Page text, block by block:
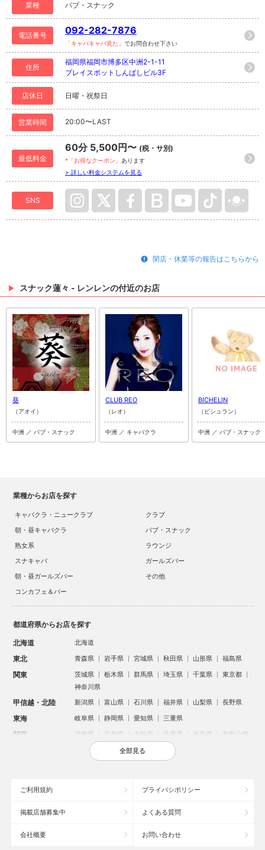
業種 パブ・スナック
電話番号 092-282-7876
「キャバキャバ見た」 でお問合わせ下さい
住所
福岡県福岡市博多区中洲2-1-11
プレイスポットしんばしビル3F
店休日 日曜・祝祭日
営業時間 20:00〜LAST
最低料金
60分 5,500円〜 (税・サ別)
*「お得なクーポン」 あります
> 詳しい料金システムを見る
SNS
閉店・休業等の報告はこちらから
スナック蓮々 - レンレンの付近のお店
葵
（アオイ）
中洲 ／ パブ・スナック
CLUB REO
（レオ）
中洲 ／ キャバクラ
BICHELIN
（ビシュラン）
中洲 ／ パブ・スナック
業種からお店を探す
キャバクラ・ニュークラブ
クラブ
朝・昼キャバクラ
パブ・スナック
熟女系
ラウンジ
スナキャバ
ガールズバー
朝・昼ガールズバー
その他
コンカフェ＆バー
都道府県からお店を探す
北海道 北海道
東北 青森県 岩手県 宮城県 秋田県 山形県 福島県
関東 茨城県 栃木県 群馬県 埼玉県 千葉県
東京都
神奈川県
甲信越・北陸 新潟県 富山県 石川県 福井県 山梨県 長野県
東海 岐阜県 静岡県 愛知県 三重県
関西 滋賀県 京都府 大阪府 兵庫県 奈良県 和歌山県
鳥取県 島根県 岡山県 広島県
沖縄県
全部見る
ご利用規約 プライバシポリシー
掲載店舗募集中 よくある質問
会社概要 お問い合わせ